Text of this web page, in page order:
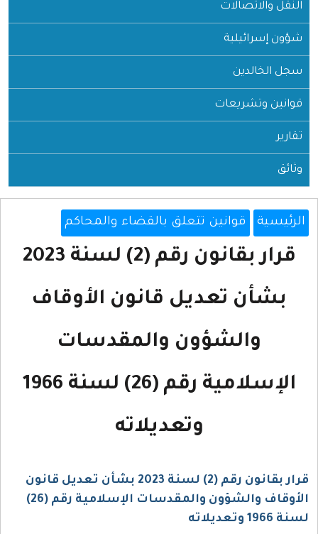
النقل والاتصالات
شؤون إسرائيلية
سجل الخالدين
قوانين وتشريعات
تقارير
وثائق
الرئيسية قوانين تتعلق بالقضاء والمحاكم
قرار بقانون رقم (2) لسنة 2023
بشأن تعديل قانون الأوقاف
والشؤون والمقدسات
الإسلامية رقم (26) لسنة 1966
وتعديلاته
قرار بقانون رقم (2) لسنة 2023 بشأن تعديل قانون
الأوقاف والشؤون والمقدسات الإسلامية رقم (26)
لسنة 1966 وتعديلاته